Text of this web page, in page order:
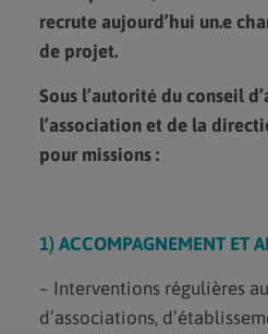
recrute aujourd’hui un.e
de projet.
Sous l’autorité du conseil
l’association et de la
pour missions :
1) ACCOMPAGNEMENT ET
– Interventions régulières
d’associations,